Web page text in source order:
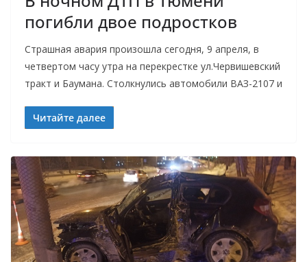
погибли двое подростков
Страшная авария произошла сегодня, 9 апреля, в
четвертом часу утра на перекрестке ул.Червишевский
тракт и Баумана. Столкнулись автомобили ВАЗ-2107 и
Читайте далее